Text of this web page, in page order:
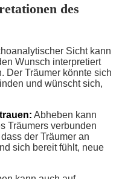
des
Sicht kann
Wunsch interpretiert
Der Träumer könnte sich
und wünscht sich,
Abheben kann
Träumers verbunden
der Träumer an
sich bereit fühlt, neue